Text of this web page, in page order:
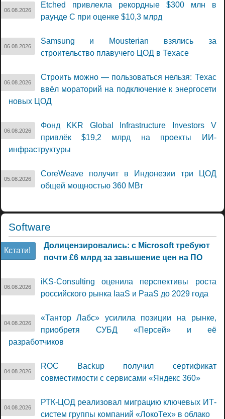
06.08.2026
Etched привлекла рекордные $300 млн в
раунде C при оценке $10,3 млрд
06.08.2026
Samsung и Mousterian взялись за
строительство плавучего ЦОД в Техасе
06.08.2026
Строить можно — пользоваться нельзя: Техас
ввёл мораторий на подключение к энергосети
новых ЦОД
06.08.2026
Фонд KKR Global Infrastructure Investors V
привлёк $19,2 млрд на проекты ИИ-
инфраструктуры
05.08.2026
CoreWeave получит в Индонезии три ЦОД
общей мощностью 360 МВт
Software
Кстати!
Долицензировались: с Microsoft требуют
почти £6 млрд за завышение цен на ПО
06.08.2026
iKS-Consulting оценила перспективы роста
российского рынка IaaS и PaaS до 2029 года
04.08.2026
«Тантор Лабс» усилила позиции на рынке,
приобретя СУБД «Персей» и её
разработчиков
04.08.2026
ROC Backup получил сертификат
совместимости с сервисами «Яндекс 360»
04.08.2026
РТК-ЦОД реализовал миграцию ключевых ИТ-
систем группы компаний «ЛокоТех» в облако